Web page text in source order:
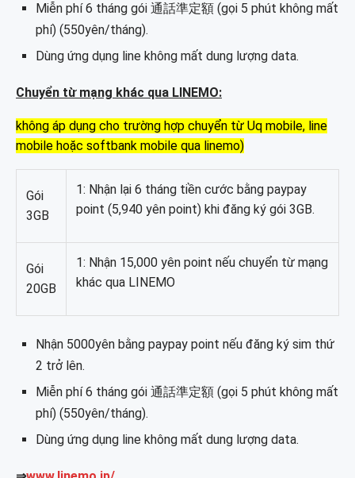
Bước 21: Xác nhận đồng ý với các nội dung,
điều khoản.
linemo.
Kết thúc:
Miễn phí 6 tháng gói 通話準定額 (gọi 5 phút không mất
phí) (550yên/tháng).
Dùng ứng dụng line không mất dung lượng data.
Chuyển từ mạng khác qua LINEMO:
không áp dụng cho trường hợp chuyển từ Uq mobile, line
mobile hoặc softbank mobile qua linemo)
Gói
3GB
1: Nhận lại 6 tháng tiền cước bằng paypay
point (5,940 yên point) khi đăng ký gói 3GB.
Gói
20GB
1: Nhận 15,000 yên point nếu chuyển từ mạng
khác qua LINEMO
Nhận 5000yên bằng paypay point nếu đăng ký sim thứ
2 trở lên.
Miễn phí 6 tháng gói 通話準定額 (gọi 5 phút không mất
phí) (550yên/tháng).
Dùng ứng dụng line không mất dung lượng data.